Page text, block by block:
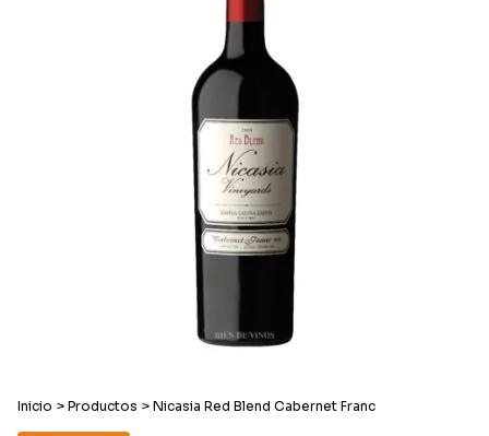
Inicio > Productos > Nicasia Red Blend Cabernet Franc